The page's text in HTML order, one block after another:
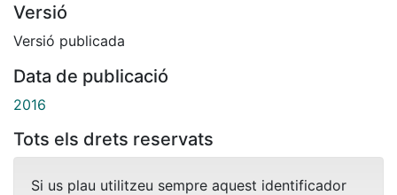
Versió
Versió publicada
Data de publicació
2016
Tots els drets reservats
Si us plau utilitzeu sempre aquest identificador